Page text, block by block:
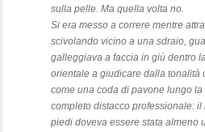
sulla pelle. Ma quella volta no.
Si era messo a correre mentre
scivolando vicino a una sdraio,
galleggiava a faccia in giù dentro
orientale a giudicare dalla
come una coda di pavone lungo
completo distacco professionale:
piedi doveva essere stata almeno